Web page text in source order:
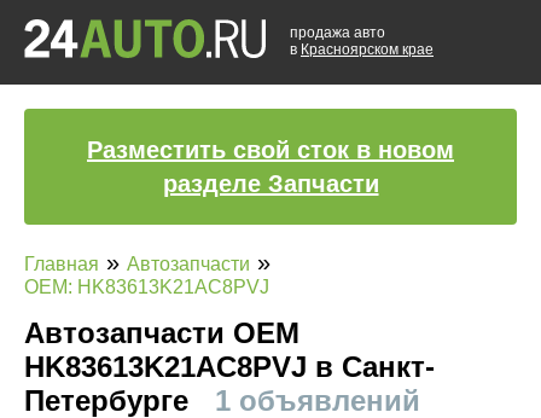
продажа авто
в Красноярском крае
Разместить свой сток в новом
разделе Запчасти
Главная » Автозапчасти »
OEM: HK83613K21AC8PVJ
Автозапчасти ОЕМ
HK83613K21AC8PVJ в Санкт-
Петербурге
1 объявлений